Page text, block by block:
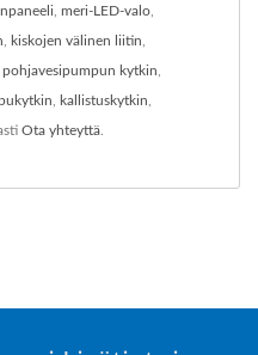
meri-LED-valo
kiskojen välinen liitin
pohjavesipumpun kytkin
kallistuskytkin
Ota yhteyttä